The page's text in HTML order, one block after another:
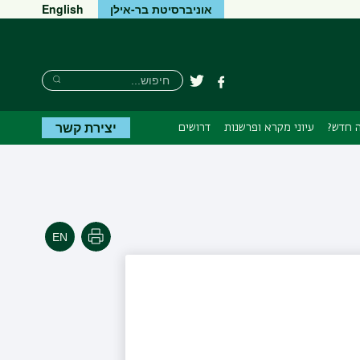
אוניברסיטת בר-אילן English
פייסבוקטוויטר
חיפוש
חיפוש
חיפוש
חדש? עיוני מקרא ופרשנות דרושים יצירת קשר
הדפסה